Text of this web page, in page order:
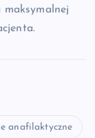
maksymalnej
anafilaktyczne